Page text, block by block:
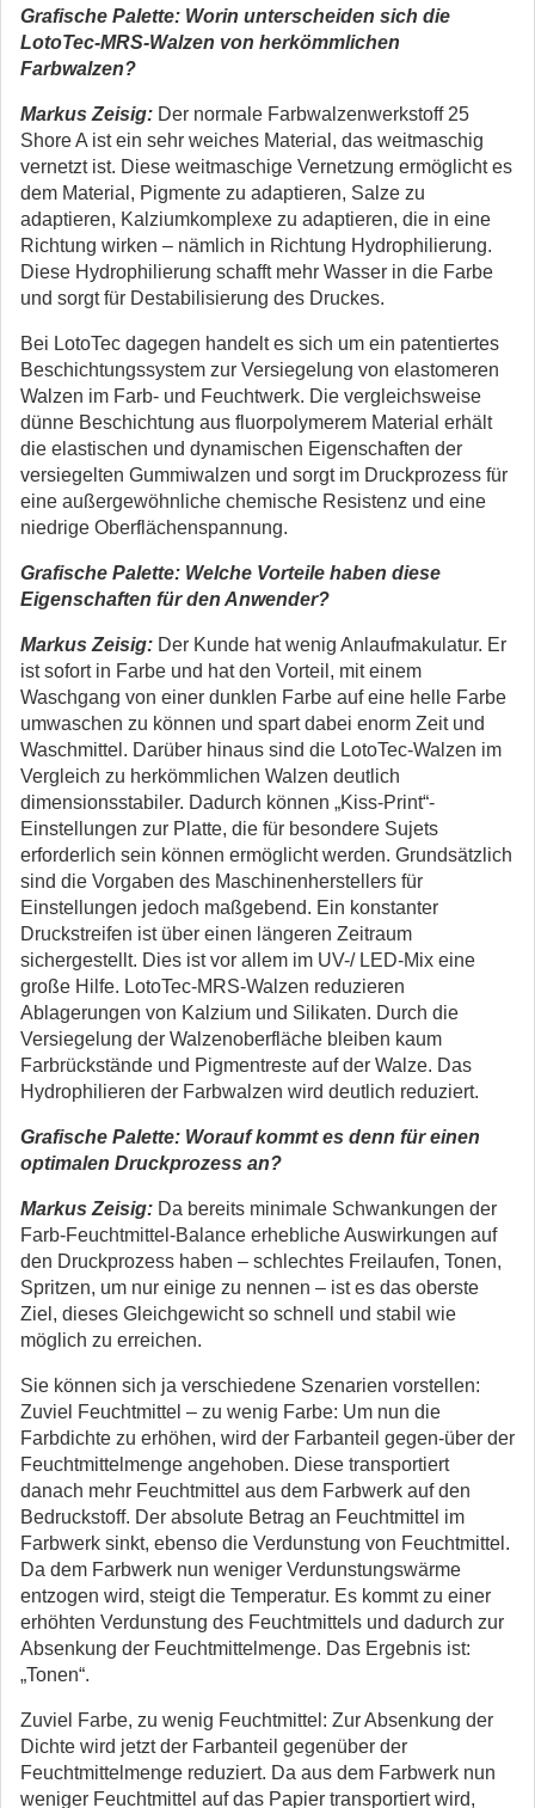
Grafische Palette: Worin unterscheiden sich die
LotoTec-MRS-Walzen von herkömmlichen
Farbwalzen?
Markus Zeisig: Der normale Farbwalzenwerkstoff 25
Shore A ist ein sehr weiches Material, das weitmaschig
vernetzt ist. Diese weitmaschige Vernetzung ermöglicht es
dem Material, Pigmente zu adaptieren, Salze zu
adaptieren, Kalziumkomplexe zu adaptieren, die in eine
Richtung wirken – nämlich in Richtung Hydrophilierung.
Diese Hydrophilierung schafft mehr Wasser in die Farbe
und sorgt für Destabilisierung des Druckes.
Bei LotoTec dagegen handelt es sich um ein patentiertes
Beschichtungssystem zur Versiegelung von elastomeren
Walzen im Farb- und Feuchtwerk. Die vergleichsweise
dünne Beschichtung aus fluorpolymerem Material erhält
die elastischen und dynamischen Eigenschaften der
versiegelten Gummiwalzen und sorgt im Druckprozess für
eine außergewöhnliche chemische Resistenz und eine
niedrige Oberflächenspannung.
Grafische Palette: Welche Vorteile haben diese
Eigenschaften für den Anwender?
Markus Zeisig: Der Kunde hat wenig Anlaufmakulatur. Er
ist sofort in Farbe und hat den Vorteil, mit einem
Waschgang von einer dunklen Farbe auf eine helle Farbe
umwaschen zu können und spart dabei enorm Zeit und
Waschmittel. Darüber hinaus sind die LotoTec-Walzen im
Vergleich zu herkömmlichen Walzen deutlich
dimensionsstabiler. Dadurch können „Kiss-Print“-
Einstellungen zur Platte, die für besondere Sujets
erforderlich sein können ermöglicht werden. Grundsätzlich
sind die Vorgaben des Maschinenherstellers für
Einstellungen jedoch maßgebend. Ein konstanter
Druckstreifen ist über einen längeren Zeitraum
sichergestellt. Dies ist vor allem im UV-/ LED-Mix eine
große Hilfe. LotoTec-MRS-Walzen reduzieren
Ablagerungen von Kalzium und Silikaten. Durch die
Versiegelung der Walzenoberfläche bleiben kaum
Farbrückstände und Pigmentreste auf der Walze. Das
Hydrophilieren der Farbwalzen wird deutlich reduziert.
Grafische Palette: Worauf kommt es denn für einen
optimalen Druckprozess an?
Markus Zeisig: Da bereits minimale Schwankungen der
Farb-Feuchtmittel-Balance erhebliche Auswirkungen auf
den Druckprozess haben – schlechtes Freilaufen, Tonen,
Spritzen, um nur einige zu nennen – ist es das oberste
Ziel, dieses Gleichgewicht so schnell und stabil wie
möglich zu erreichen.
Sie können sich ja verschiedene Szenarien vorstellen:
Zuviel Feuchtmittel – zu wenig Farbe: Um nun die
Farbdichte zu erhöhen, wird der Farbanteil gegen-über der
Feuchtmittelmenge angehoben. Diese transportiert
danach mehr Feuchtmittel aus dem Farbwerk auf den
Bedruckstoff. Der absolute Betrag an Feuchtmittel im
Farbwerk sinkt, ebenso die Verdunstung von Feuchtmittel.
Da dem Farbwerk nun weniger Verdunstungswärme
entzogen wird, steigt die Temperatur. Es kommt zu einer
erhöhten Verdunstung des Feuchtmittels und dadurch zur
Absenkung der Feuchtmittelmenge. Das Ergebnis ist:
„Tonen“.
Zuviel Farbe, zu wenig Feuchtmittel: Zur Absenkung der
Dichte wird jetzt der Farbanteil gegenüber der
Feuchtmittelmenge reduziert. Da aus dem Farbwerk nun
weniger Feuchtmittel auf das Papier transportiert wird,